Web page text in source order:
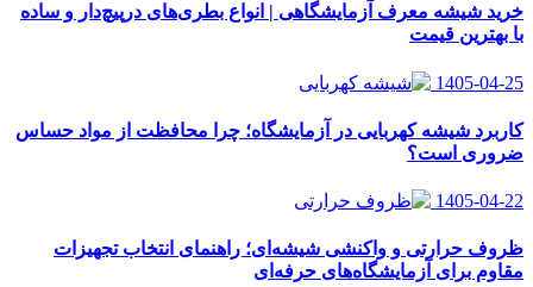
خرید شیشه معرف آزمایشگاهی | انواع بطری‌های در‌پیچ‌دار و ساده
با بهترین قیمت
1405-04-25
کاربرد شیشه کهربایی در آزمایشگاه؛ چرا محافظت از مواد حساس
ضروری است؟
1405-04-22
ظروف حرارتی و واکنشی شیشه‌ای؛ راهنمای انتخاب تجهیزات
مقاوم برای آزمایشگاه‌های حرفه‌ای